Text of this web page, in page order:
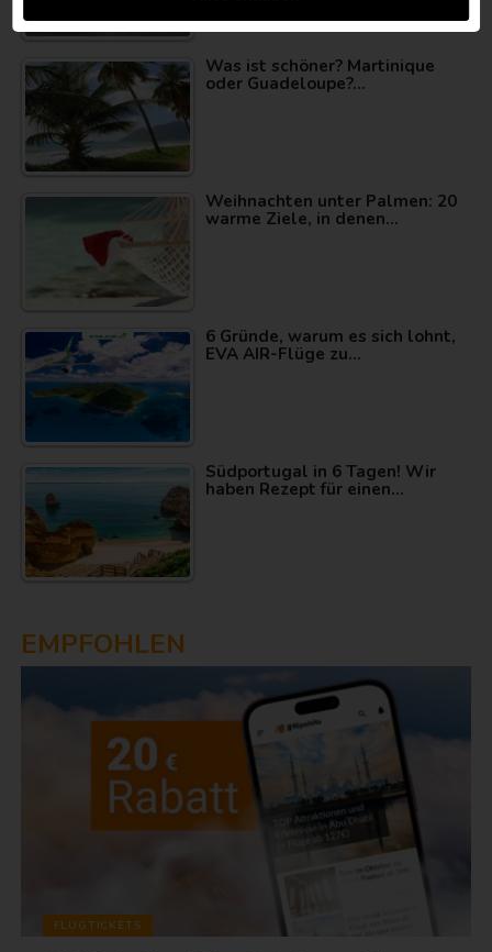
Was ist schöner? Martinique
oder Guadeloupe?…
Weihnachten unter Palmen: 20
warme Ziele, in denen…
6 Gründe, warum es sich lohnt,
EVA AIR-Flüge zu…
Südportugal in 6 Tagen! Wir
haben Rezept für einen…
EMPFOHLEN
FLUGTICKETS